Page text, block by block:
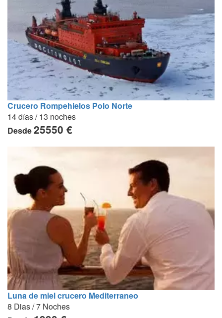
Crucero Rompehielos Polo Norte
14 días / 13 noches
Desde25550 €
Luna de miel crucero Mediterraneo
8 Dias / 7 Noches